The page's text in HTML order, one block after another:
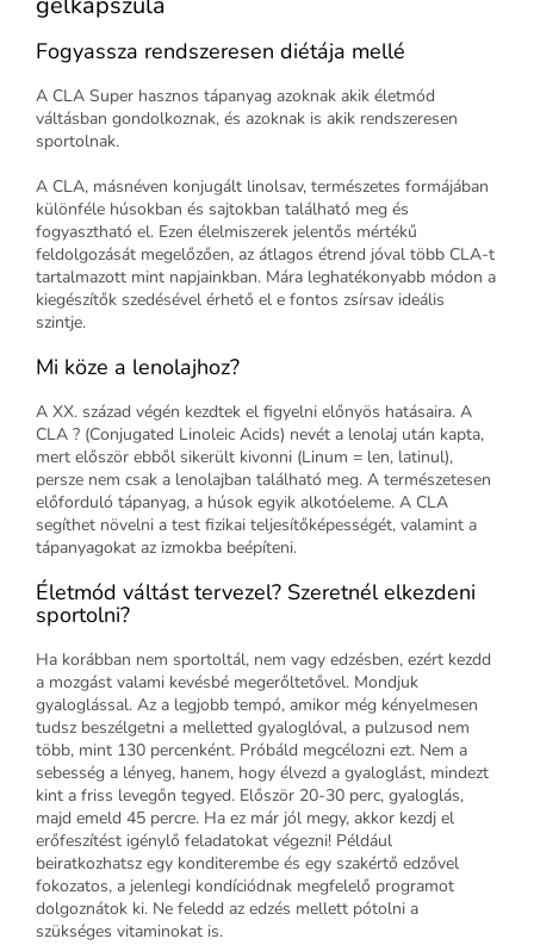
Fogyassza rendszeresen diétája mellé
A CLA Super hasznos tápanyag azoknak akik életmód
váltásban gondolkoznak, és azoknak is akik rendszeresen
sportolnak.
A CLA, másnéven konjugált linolsav, természetes formájában
különféle húsokban és sajtokban található meg és
fogyasztható el. Ezen élelmiszerek jelentős mértékű
feldolgozását megelőzően, az átlagos étrend jóval több CLA-t
tartalmazott mint napjainkban. Mára leghatékonyabb módon a
kiegészítők szedésével érhető el e fontos zsírsav ideális
szintje.
Mi köze a lenolajhoz?
A XX. század végén kezdtek el figyelni előnyös hatásaira. A
CLA ? (Conjugated Linoleic Acids) nevét a lenolaj után kapta,
mert először ebből sikerült kivonni (Linum = len, latinul),
persze nem csak a lenolajban található meg. A természetesen
előforduló tápanyag, a húsok egyik alkotóeleme. A CLA
segíthet növelni a test fizikai teljesítőképességét, valamint a
tápanyagokat az izmokba beépíteni.
Életmód váltást tervezel? Szeretnél elkezdeni
sportolni?
Ha korábban nem sportoltál, nem vagy edzésben, ezért kezdd
a mozgást valami kevésbé megerőltetővel. Mondjuk
gyaloglással. Az a legjobb tempó, amikor még kényelmesen
tudsz beszélgetni a melletted gyaloglóval, a pulzusod nem
több, mint 130 percenként. Próbáld megcélozni ezt. Nem a
sebesség a lényeg, hanem, hogy élvezd a gyaloglást, mindezt
kint a friss levegőn tegyed. Először 20-30 perc, gyaloglás,
majd emeld 45 percre. Ha ez már jól megy, akkor kezdj el
erőfeszítést igénylő feladatokat végezni! Például
beiratkozhatsz egy konditerembe és egy szakértő edzővel
fokozatos, a jelenlegi kondíciódnak megfelelő programot
dolgoznátok ki. Ne feledd az edzés mellett pótolni a
szükséges vitaminokat is.